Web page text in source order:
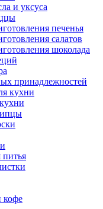
и уксуса
печенья
салатов
шоколада
принадлежностей
кухни
кофе